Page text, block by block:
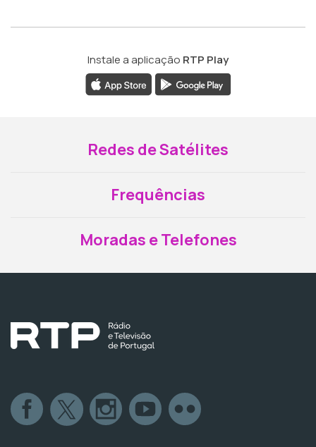
Instale a aplicação RTP Play
Redes de Satélites
Frequências
Moradas e Telefones